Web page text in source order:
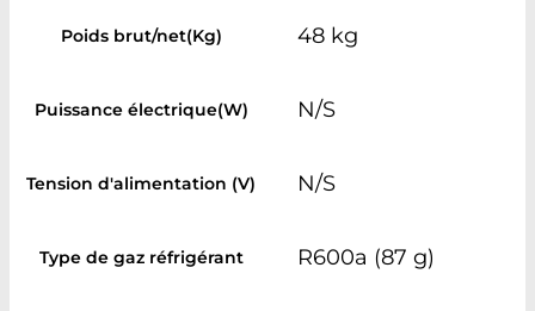
Poids brut/net(Kg) 48 kg
Puissance électrique(W) N/S
Tension d'alimentation (V) N/S
Type de gaz réfrigérant R600a (87 g)